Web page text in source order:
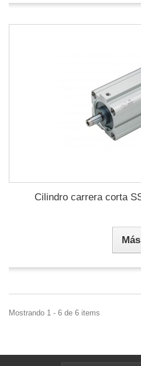
Cilindro carrera corta
Más
Mostrando 1 - 6 de 6 items